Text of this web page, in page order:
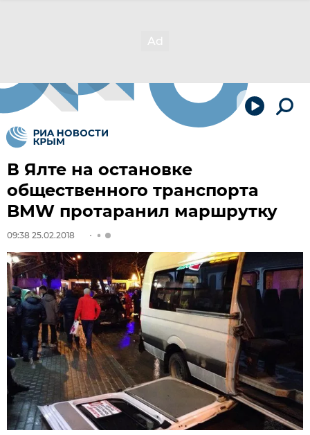
В Ялте на остановке
общественного транспорта
BMW протаранил маршрутку
09:38 25.02.2018